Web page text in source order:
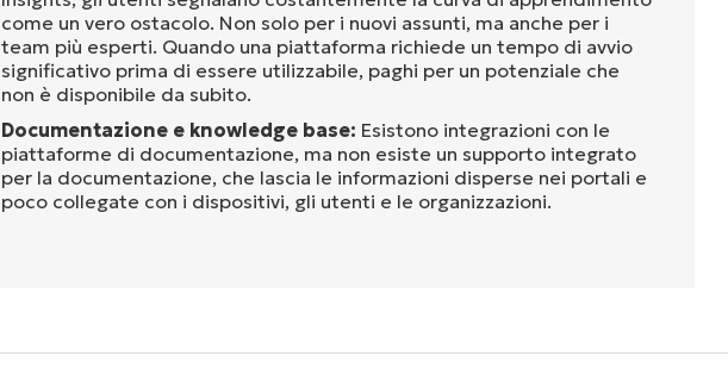
come un vero ostacolo. Non solo per i nuovi assunti, ma anche per i
team più esperti. Quando una piattaforma richiede un tempo di avvio
significativo prima di essere utilizzabile, paghi per un potenziale che
non è disponibile da subito.
Documentazione e knowledge base: Esistono integrazioni con le
piattaforme di documentazione, ma non esiste un supporto integrato
per la documentazione, che lascia le informazioni disperse nei portali e
poco collegate con i dispositivi, gli utenti e le organizzazioni.